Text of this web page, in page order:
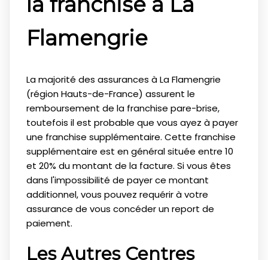
Flamengrie
La majorité des assurances à La Flamengrie
(région Hauts-de-France) assurent le
remboursement de la franchise pare-brise,
toutefois il est probable que vous ayez à payer
une franchise supplémentaire. Cette franchise
supplémentaire est en général située entre 10
et 20% du montant de la facture. Si vous êtes
dans l'impossibilité de payer ce montant
additionnel, vous pouvez requérir à votre
assurance de vous concéder un report de
paiement.
Les Autres Centres